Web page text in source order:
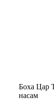
Боха Цар
насам